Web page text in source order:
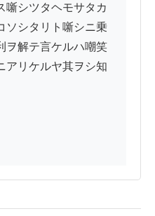
噺シツタヘモサタカ
ソシタリト噺シニ乗
ヲ解テ言ケルハ嘲笑
アリケルヤ其ヲシ知